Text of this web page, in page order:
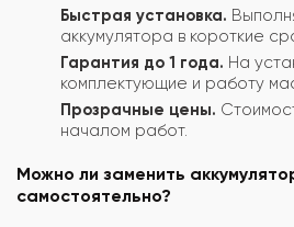
Быстрая установка.
аккумулятора в короткие
Гарантия до 1 года. На
комплектующие и работу
Прозрачные цены.
началом работ.
Можно ли заменить
самостоятельно?